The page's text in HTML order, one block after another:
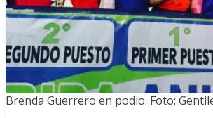
Brenda Guerrero en podio. Foto: